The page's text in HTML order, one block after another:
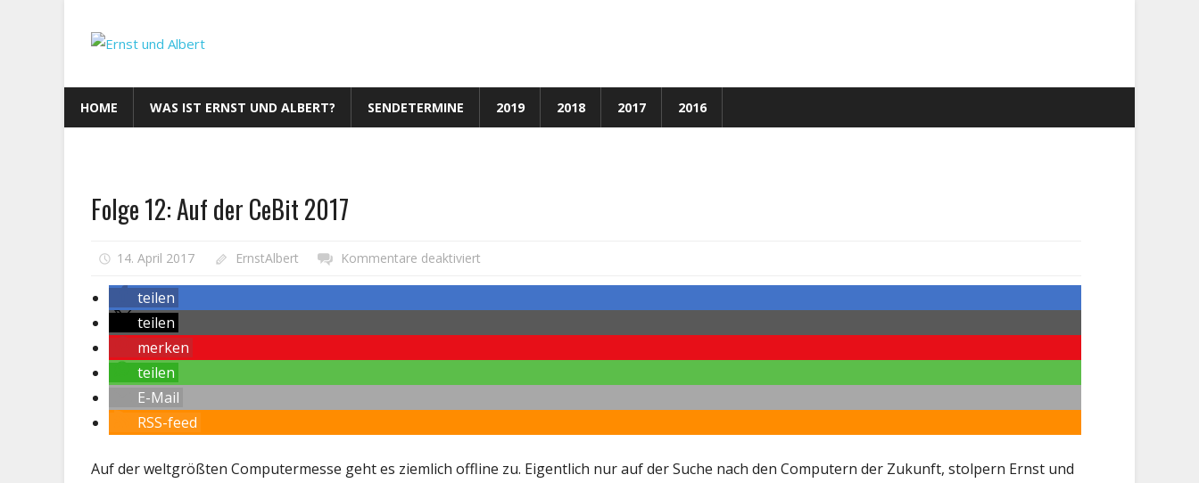
Inhalt
Albert
HOME WAS IST ERNST UND ALBERT? SENDETERMINE 2019 2018 2017 2016
Folge 12: Auf der CeBit 2017
14. April 2017 ErnstAlbert Kommentare deaktiviertfür
CeBit
2017
teilen
teilen
merken
teilen
E-Mail
RSS-feed
Auf der weltgrößten Computermesse geht es ziemlich offline zu. Eigentlich nur auf der Suche nach den Computern der Zukunft, stolpern Ernst und